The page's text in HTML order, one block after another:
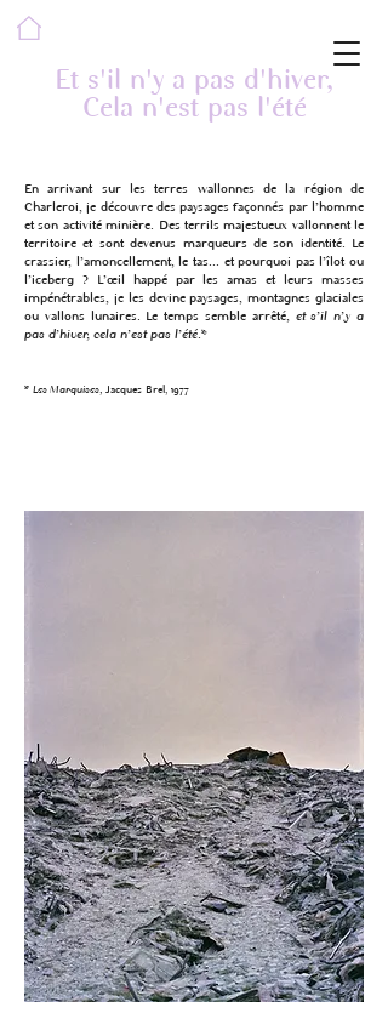
Et s'il n'y a pas d'hiver,
Cela n'est pas l'été
En arrivant sur les terres wallonnes de la région de
Charleroi, je découvre des paysages façonnés par l’homme
et son activité minière. Des terrils majestueux vallonnent le
territoire et sont devenus marqueurs de son identité. Le
crassier, l’amoncellement, le tas... et pourquoi pas l’îlot ou
l’iceberg ? L’œil happé par les amas et leurs masses
impénétrables, je les devine paysages, montagnes glaciales
ou vallons lunaires. Le temps semble arrêté, et s’il n’y a
pas d’hiver, cela n’est pas l’été.*
* Les Marquises, Jacques Brel, 1977